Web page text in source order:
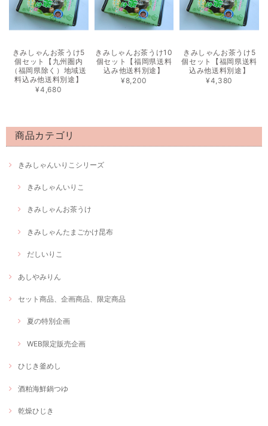
きみしゃんお茶うけ5
個セット【九州圏内
（福岡県除く）地域送
料込み他送料別途】
¥4,680
きみしゃんお茶うけ10
個セット【福岡県送料
込み他送料別途】
¥8,200
きみしゃんお茶うけ5
個セット【福岡県送料
込み他送料別途】
¥4,380
商品カテゴリ
きみしゃんいりこシリーズ
きみしゃんいりこ
きみしゃんお茶うけ
きみしゃんたまごかけ昆布
だしいりこ
あしやみりん
セット商品、企画商品、限定商品
夏の特別企画
WEB限定販売企画
ひじき釜めし
酒粕海鮮鍋つゆ
乾燥ひじき